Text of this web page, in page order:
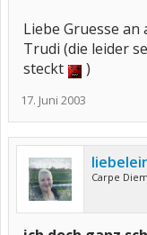
Liebe Gruesse an
Trudi (die leider
steckt
)
17. Juni 2003
Carpe